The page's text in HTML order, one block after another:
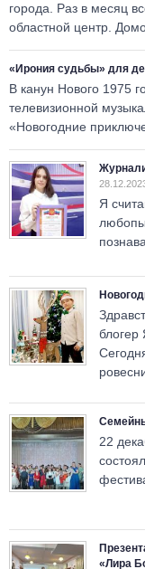
города. Раз в месяц
областной центр.
«Ирония судьбы» для
В канун Нового 1975
телевизионной
«Новогодние
Я
блогер
22
«Лира